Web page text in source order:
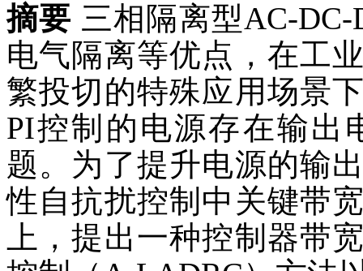
摘要 三相隔离型AC-
电气隔离等优点，在工
繁投切的特殊应用场景
PI控制的电源存在输出
题。为了提升电源的输
性自抗扰控制中关键带
上，提出一种控制器带